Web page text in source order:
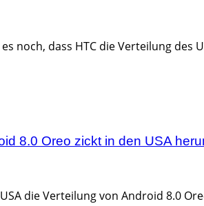
noch, dass HTC die Verteilung
8.0 Oreo zickt in den USA
die Verteilung von Android 8.0